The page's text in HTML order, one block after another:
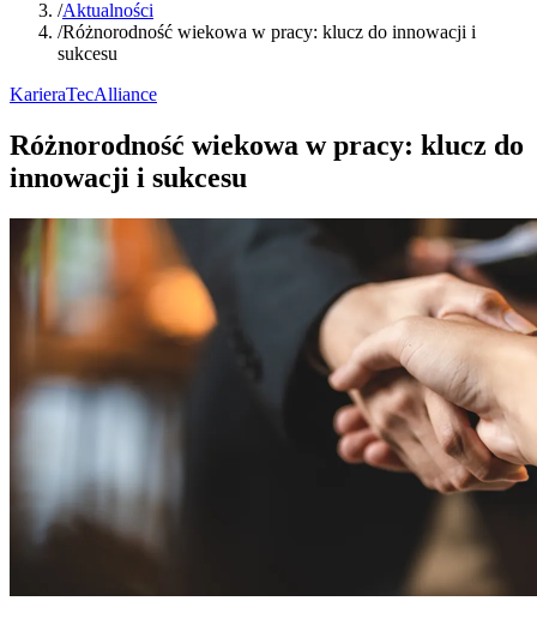
/Aktualności
/Różnorodność wiekowa w pracy: klucz do innowacji i
sukcesu
KarieraTecAlliance
Różnorodność wiekowa w pracy: klucz do
innowacji i sukcesu